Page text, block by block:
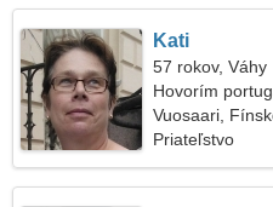
Kati
57 rokov, Váhy
Hovorím
Vuosaari,
Priateľstvo